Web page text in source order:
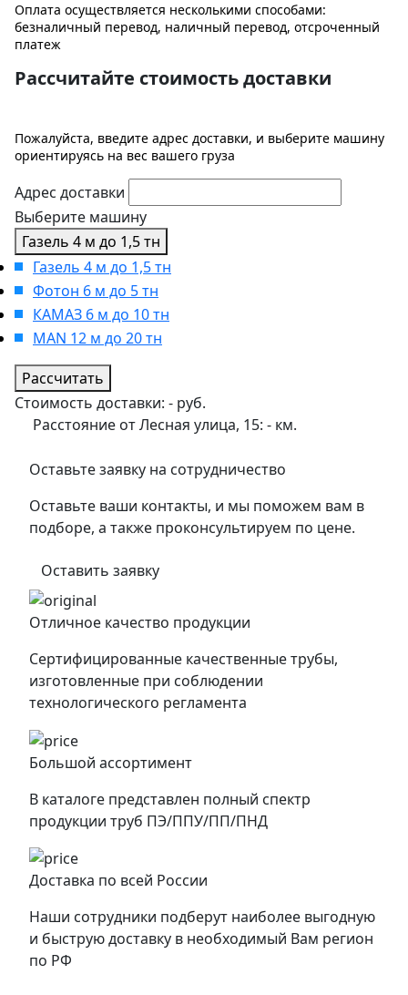
Оплата осуществляется несколькими способами:
безналичный перевод, наличный перевод, отсроченный
платеж
Рассчитайте стоимость доставки
Пожалуйста, введите адрес доставки, и выберите машину
ориентируясь на вес вашего груза
Адрес доставки
Выберите машину
Газель 4 м до 1,5 тн
Газель 4 м до 1,5 тн
Фотон 6 м до 5 тн
КАМАЗ 6 м до 10 тн
MAN 12 м до 20 тн
Рассчитать
Стоимость доставки: - руб.
Расстояние от Лесная улица, 15: - км.
Оставьте заявку на сотрудничество
Оставьте ваши контакты, и мы поможем вам в
подборе, а также проконсультируем по цене.
Оставить заявку
Отличное качество продукции
Сертифицированные качественные трубы,
изготовленные при соблюдении
технологического регламента
Большой ассортимент
В каталоге представлен полный спектр
продукции труб ПЭ/ППУ/ПП/ПНД
Доставка по всей России
Наши сотрудники подберут наиболее выгодную
и быструю доставку в необходимый Вам регион
по РФ